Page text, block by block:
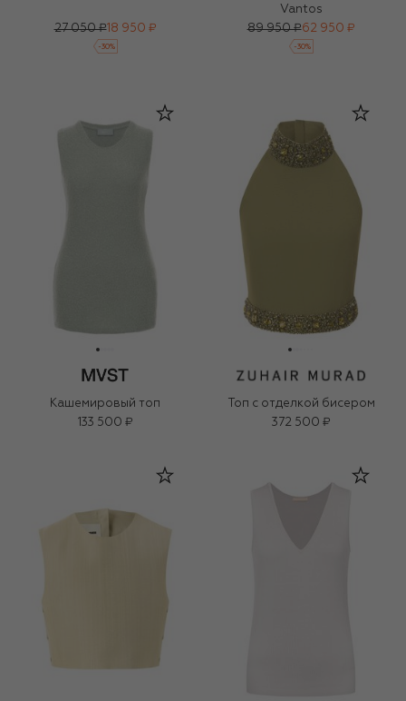
27 050 ₽18 950 ₽
-30%
Vantos
89 950 ₽62 950 ₽
-30%
Кашемировый топ
133 500 ₽
Топ с отделкой бисером
372 500 ₽